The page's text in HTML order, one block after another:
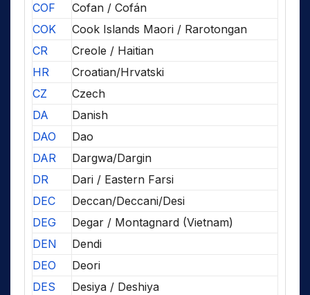
COF
Cofan / Cofán
COK
Cook Islands Maori / Rarotongan
CR
Creole / Haitian
HR
Croatian/Hrvatski
CZ
Czech
DA
Danish
DAO
Dao
DAR
Dargwa/Dargin
DR
Dari / Eastern Farsi
DEC
Deccan/Deccani/Desi
DEG
Degar / Montagnard (Vietnam)
DEN
Dendi
DEO
Deori
DES
Desiya / Deshiya